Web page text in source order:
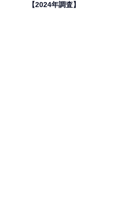
【2024年調査】